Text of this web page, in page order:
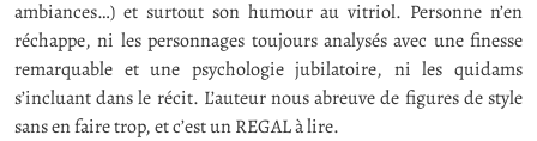
ambiances…) et surtout son humour au vitriol. Personne n’en
réchappe, ni les personnages toujours analysés avec une finesse
remarquable et une psychologie jubilatoire, ni les quidams
s’incluant dans le récit. L’auteur nous abreuve de figures de style
sans en faire trop, et c’est un REGAL à lire.